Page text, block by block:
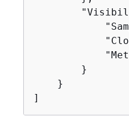
        }
    }
]